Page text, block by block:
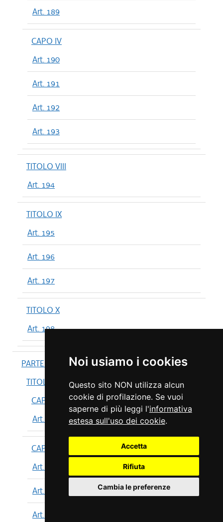
Noi usiamo i cookies
Questo sito NON utilizza alcun
cookie di profilazione. Se vuoi
saperne di più leggi l'informativa
estesa sull'uso dei cookie.
Accetta
Rifiuta
Cambia le preferenze
Art. 189
CAPO IV
Art. 190
Art. 191
Art. 192
Art. 193
TITOLO VIII
Art. 194
TITOLO IX
Art. 195
Art. 196
Art. 197
TITOLO X
Art. 198
PARTE IV
TITOLO I
CAPO I
Art. 199
CAPO II
Art. 200
Art. 201
Art. 202